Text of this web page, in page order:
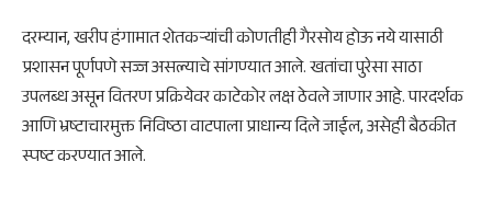
दरम्यान, खरीप हंगामात शेतकऱ्यांची कोणतीही गैरसोय होऊ नये यासाठी
प्रशासन पूर्णपणे सज्ज असल्याचे सांगण्यात आले. खतांचा पुरेसा साठा
उपलब्ध असून वितरण प्रक्रियेवर काटेकोर लक्ष ठेवले जाणार आहे. पारदर्शक
आणि भ्रष्टाचारमुक्त निविष्ठा वाटपाला प्राधान्य दिले जाईल, असेही बैठकीत
स्पष्ट करण्यात आले.